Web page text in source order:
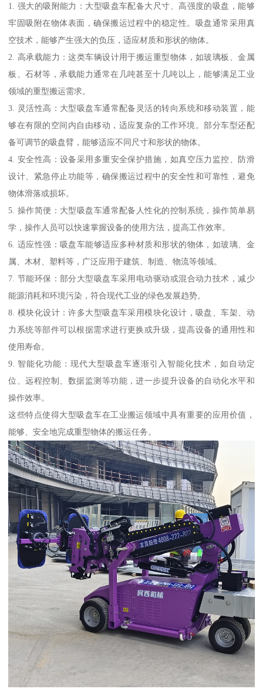
1. 强大的吸附能力：大型吸盘车配备大尺寸、高强度的吸盘，能够
牢固吸附在物体表面，确保搬运过程中的稳定性。吸盘通常采用真
空技术，能够产生强大的负压，适应材质和形状的物体。
2. 高承载能力：这类车辆设计用于搬运重型物体，如玻璃板、金属
板、石材等，承载能力通常在几吨甚至十几吨以上，能够满足工业
领域的重型搬运需求。
3. 灵活性高：大型吸盘车通常配备灵活的转向系统和移动装置，能
够在有限的空间内自由移动，适应复杂的工作环境。部分车型还配
备可调节的吸盘臂，能够适应不同尺寸和形状的物体。
4. 安全性高：设备采用多重安全保护措施，如真空压力监控、防滑
设计、紧急停止功能等，确保搬运过程中的安全性和可靠性，避免
物体滑落或损坏。
5. 操作简便：大型吸盘车通常配备人性化的控制系统，操作简单易
学，操作人员可以快速掌握设备的使用方法，提高工作效率。
6. 适应性强：吸盘车能够适应多种材质和形状的物体，如玻璃、金
属、木材、塑料等，广泛应用于建筑、制造、物流等领域。
7. 节能环保：部分大型吸盘车采用电动驱动或混合动力技术，减少
能源消耗和环境污染，符合现代工业的绿色发展趋势。
8. 模块化设计：许多大型吸盘车采用模块化设计，吸盘、车架、动
力系统等部件可以根据需求进行更换或升级，提高设备的通用性和
使用寿命。
9. 智能化功能：现代大型吸盘车逐渐引入智能化技术，如自动定
位、远程控制、数据监测等功能，进一步提升设备的自动化水平和
操作效率。
这些特点使得大型吸盘车在工业搬运领域中具有重要的应用价值，
能够、安全地完成重型物体的搬运任务。